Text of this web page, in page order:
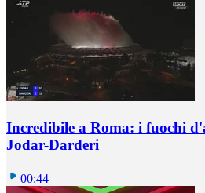
Incredibile a Roma: i fuochi
Jodar-Darderi
00:44